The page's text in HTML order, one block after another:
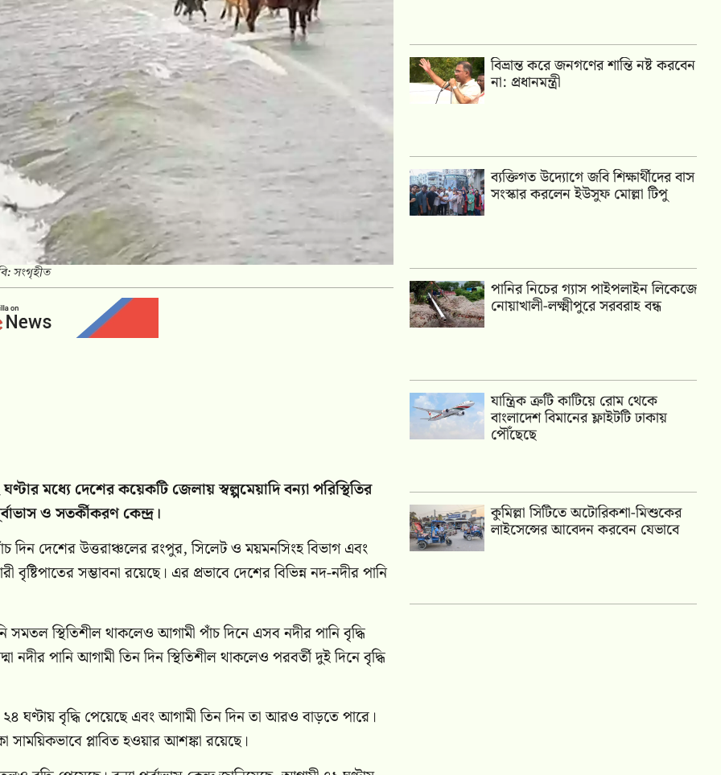
সংগৃহীত
মধ্যে দেশের কয়েকটি জেলায় স্বল্পমেয়াদি বন্যা পরিস্থিতির
ও সতর্কীকরণ কেন্দ্র।
দিন দেশের উত্তরাঞ্চলের রংপুর, সিলেট ও ময়মনসিংহ বিভাগ এবং
সম্ভাবনা রয়েছে। এর প্রভাবে দেশের বিভিন্ন নদ-নদীর পানি
সমতল স্থিতিশীল থাকলেও আগামী পাঁচ দিনে এসব নদীর পানি বৃদ্ধি
নদীর পানি আগামী তিন দিন স্থিতিশীল থাকলেও পরবর্তী দুই দিনে বৃদ্ধি
ঘণ্টায় বৃদ্ধি পেয়েছে এবং আগামী তিন দিন তা আরও বাড়তে পারে।
প্লাবিত হওয়ার আশঙ্কা রয়েছে।
বিভ্রান্ত করে জনগণের শান্তি নষ্ট করবেন
না: প্রধানমন্ত্রী
ব্যক্তিগত উদ্যোগে জবি শিক্ষার্থীদের বাস
সংস্কার করলেন ইউসুফ মোল্লা টিপু
পানির নিচের গ্যাস পাইপলাইন লিকেজে
নোয়াখালী-লক্ষ্মীপুরে সরবরাহ বন্ধ
যান্ত্রিক ত্রুটি কাটিয়ে রোম থেকে
বাংলাদেশ বিমানের ফ্লাইটটি ঢাকায়
পৌঁছেছে
কুমিল্লা সিটিতে অটোরিকশা-মিশুকের
লাইসেন্সের আবেদন করবেন যেভাবে